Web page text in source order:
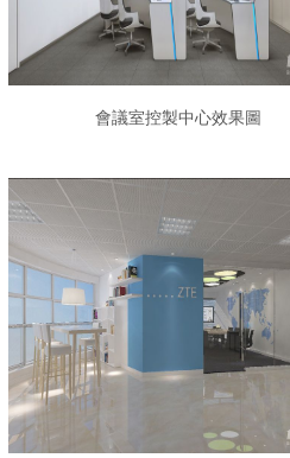
會議室控製中心效果圖